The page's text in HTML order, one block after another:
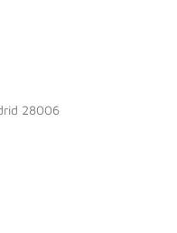
28006